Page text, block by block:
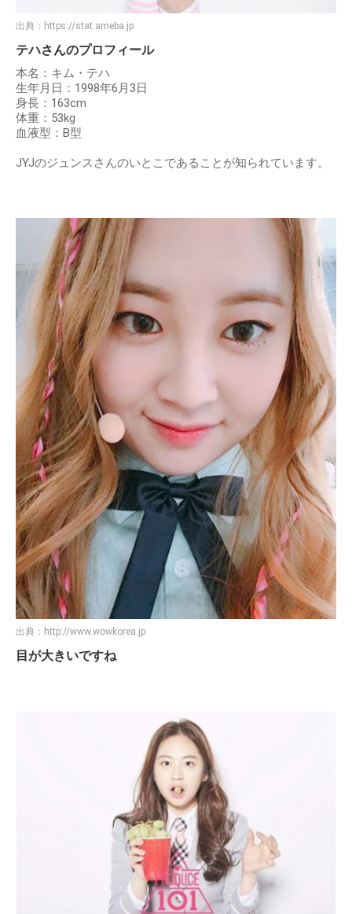
出典： https://stat.ameba.jp
テハさんのプロフィール
本名：キム・テハ
生年月日：1998年6月3日
身長：163cm
体重：53kg
血液型：B型
JYJのジュンスさんのいとこであることが知られています。
出典： http://www.wowkorea.jp
目が大きいですね